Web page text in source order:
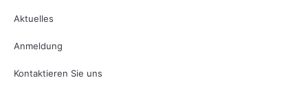
Aktuelles
Anmeldung
Kontaktieren Sie uns